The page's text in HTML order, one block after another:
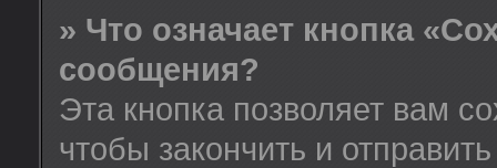
» Что означает кнопка
сообщения?
Эта кнопка позволяет вам
чтобы закончить и